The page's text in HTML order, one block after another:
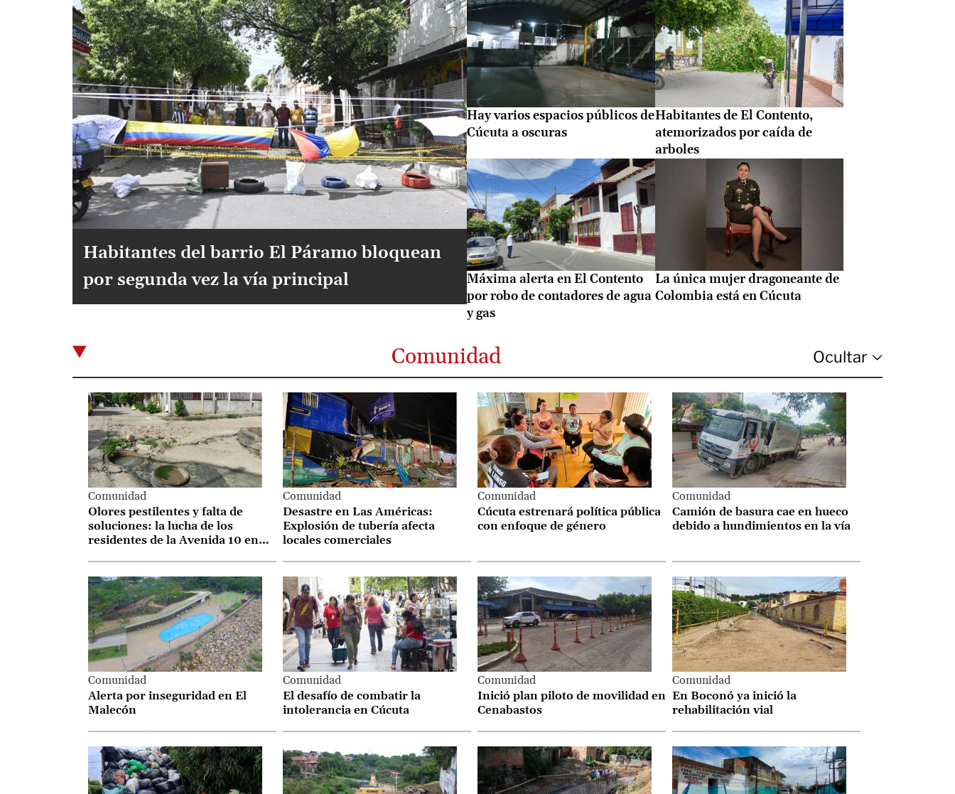
Habitantes del barrio El Páramo bloquean
por segunda vez la vía principal
Hay varios espacios públicos de
Cúcuta a oscuras
Habitantes de El Contento,
atemorizados por caída de
arboles
Máxima alerta en El Contento
por robo de contadores de agua
y gas
La única mujer dragoneante de
Colombia está en Cúcuta
Comunidad
Comunidad
Olores pestilentes y falta de
soluciones: la lucha de los
residentes de la Avenida 10 en
Comunidad
Desastre en Las Américas:
Explosión de tubería afecta
locales comerciales
Comunidad
Cúcuta estrenará política pública
con enfoque de género
Comunidad
Camión de basura cae en hueco
debido a hundimientos en la vía
Comunidad
Alerta por inseguridad en El
Malecón
Comunidad
El desafío de combatir la
intolerancia en Cúcuta
Comunidad
Inició plan piloto de movilidad en
Cenabastos
Comunidad
En Boconó ya inició la
rehabilitación vial